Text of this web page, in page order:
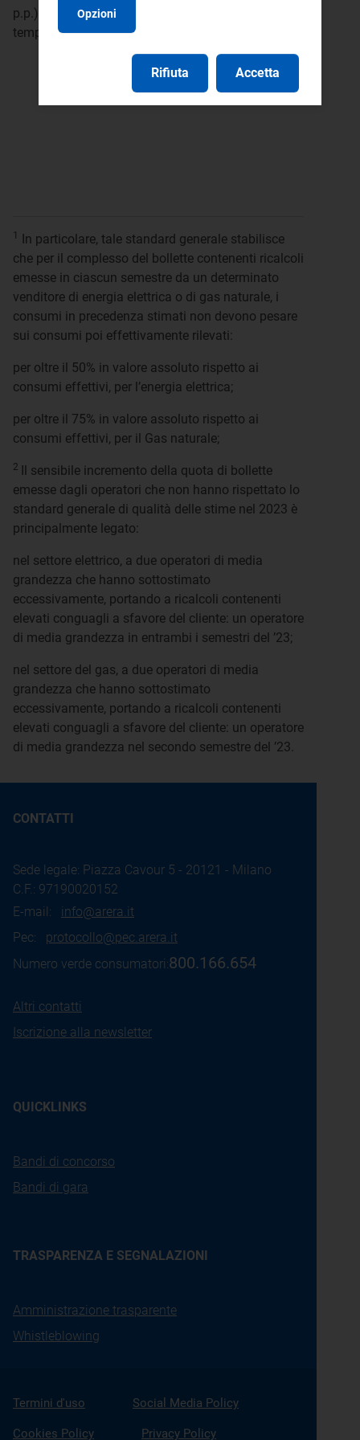
p.p.), anche al fine di verificare se frutto di criticità
temporanee o che si consolideranno nel tempo.
1
In particolare, tale standard generale stabilisce
che per il complesso del bollette contenenti ricalcoli
emesse in ciascun semestre da un determinato
venditore di energia elettrica o di gas naturale, i
consumi in precedenza stimati non devono pesare
sui consumi poi effettivamente rilevati:
per oltre il 50% in valore assoluto rispetto ai
consumi effettivi, per l’energia elettrica;
per oltre il 75% in valore assoluto rispetto ai
consumi effettivi, per il Gas naturale;
2 Il sensibile incremento della quota di bollette
emesse dagli operatori che non hanno rispettato lo
standard generale di qualità delle stime nel 2023 è
principalmente legato:
nel settore elettrico, a due operatori di media
grandezza che hanno sottostimato
eccessivamente, portando a ricalcoli contenenti
elevati conguagli a sfavore del cliente: un operatore
di media grandezza in entrambi i semestri del ’23;
nel settore del gas, a due operatori di media
grandezza che hanno sottostimato
eccessivamente, portando a ricalcoli contenenti
elevati conguagli a sfavore del cliente: un operatore
di media grandezza nel secondo semestre del ’23.
CONTATTI
Sede legale: Piazza Cavour 5 - 20121 - Milano
C.F.: 97190020152
E-mail: info@arera.it
Pec: protocollo@pec.arera.it
Numero verde consumatori:800.166.654
Altri contatti
Iscrizione alla newsletter
QUICKLINKS
Bandi di concorso
Bandi di gara
TRASPARENZA E SEGNALAZIONI
Amministrazione trasparente
Whistleblowing
Termini d'uso Social Media Policy
Cookies Policy Privacy Policy
Opzioni
Rifiuta Accetta